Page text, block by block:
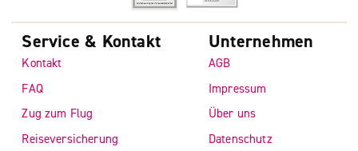
Service & Kontakt
Kontakt
FAQ
Zug zum Flug
Reiseversicherung
Unternehmen
AGB
Impressum
Über uns
Datenschutz